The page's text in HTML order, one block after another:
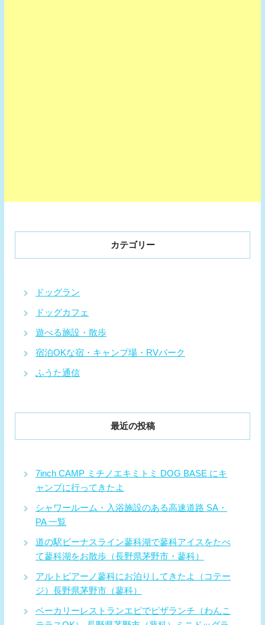
カテゴリー
ドッグラン
ドッグカフェ
遊べる施設・散歩
宿泊OKな宿・キャンプ場・RVパーク
ふうた通信
最近の投稿
7inch CAMP ミチノエキミトミ DOG BASE にキ
ャンプに行ってきたよ
シャワールーム・入浴施設のある高速道路 SA・
PA 一覧
道の駅ビーナスライン蓼科湖で蓼科アイスをたべ
て蓼科湖をお散歩（長野県茅野市・蓼科）
アルトピアーノ蓼科にお泊りしてきたよ（コテー
ジ）長野県茅野市（蓼科）
ベーカリーレストランエピでピザランチ（わんこ